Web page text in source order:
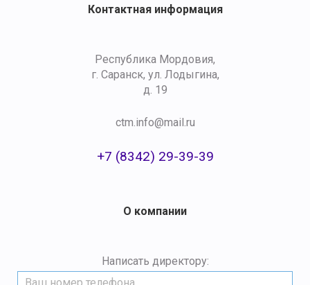
О компании
Написать директору:
Контактная информация
Республика Мордовия,
г. Саранск, ул. Лодыгина,
д. 19
ctm.info@mail.ru
+7 (8342) 29-39-39